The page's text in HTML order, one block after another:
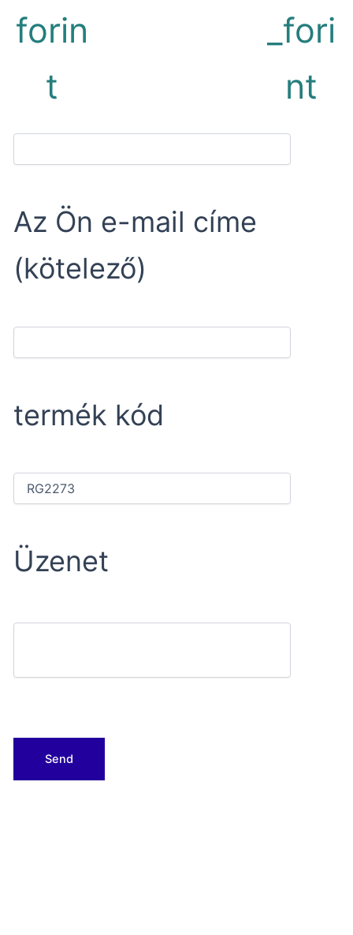
forin
t
_fori
nt
Az Ön e-mail címe
(kötelező)
termék kód
Üzenet